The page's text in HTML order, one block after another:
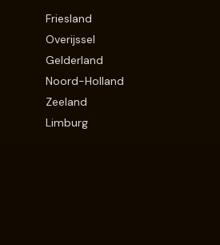
Friesland
Overijssel
Gelderland
Noord-Holland
Zeeland
Limburg